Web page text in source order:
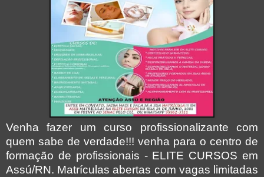
Venha fazer um curso profissionalizante com
quem sabe de verdade!!! venha para o centro de
formação de profissionais - ELITE CURSOS em
Assú/RN. Matrículas abertas com vagas limitadas